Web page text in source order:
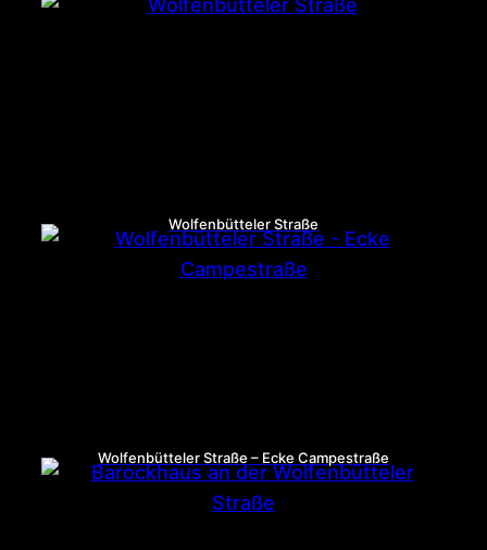
Wolfenbütteler Straße
Wolfenbütteler Straße – Ecke Campestraße